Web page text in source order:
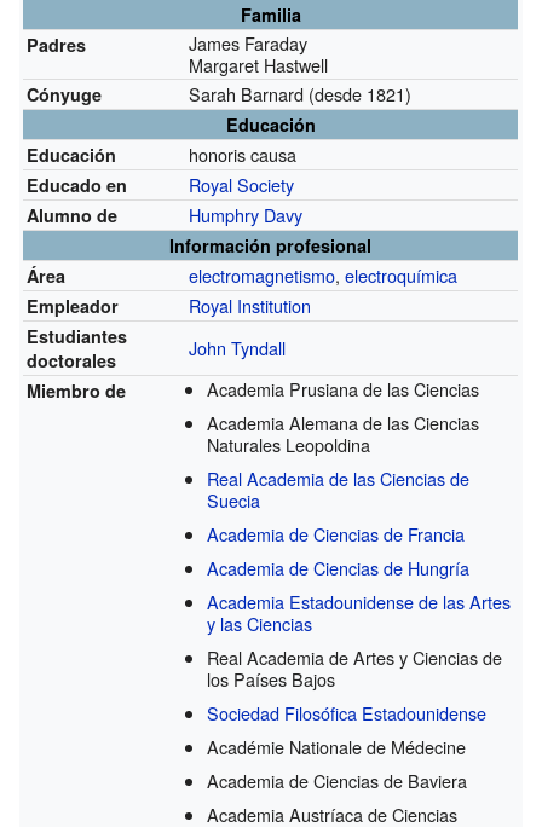
Familia
Padres
James Faraday
Margaret Hastwell
Cónyuge Sarah Barnard (desde 1821)
Educación
Educación
honoris causa
Educado en Royal Society
Alumno de Humphry Davy
Información profesional
Área
electromagnetismo,electroquímica
Empleador Royal Institution
Estudiantes
doctorales
John Tyndall
Miembro de
Academia Prusiana de las Ciencias
Academia Alemana de las Ciencias
Naturales Leopoldina
Real Academia de las Ciencias de
Suecia
Academia de Ciencias de Francia
Academia de Ciencias de Hungría
Academia Estadounidense de las Artes
y las Ciencias
Real Academia de Artes y Ciencias de
los Países Bajos
Sociedad Filosófica Estadounidense
Académie Nationale de Médecine
Academia de Ciencias de Baviera
Academia Austríaca de Ciencias